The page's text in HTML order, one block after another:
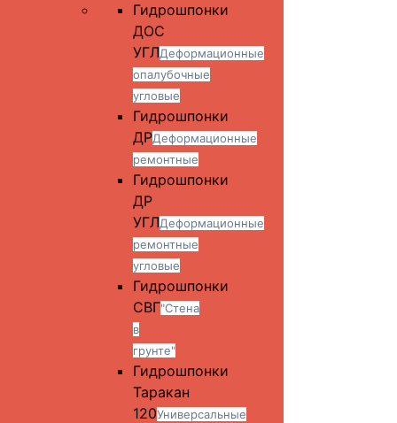
Гидрошпонки
ДОС
УГЛДеформационные
опалубочные
угловые
Гидрошпонки
ДРДеформационные
ремонтные
Гидрошпонки
ДР
УГЛДеформационные
ремонтные
угловые
Гидрошпонки
СВГ"Стена
в
грунте"
Гидрошпонки
Таракан
120Универсальные